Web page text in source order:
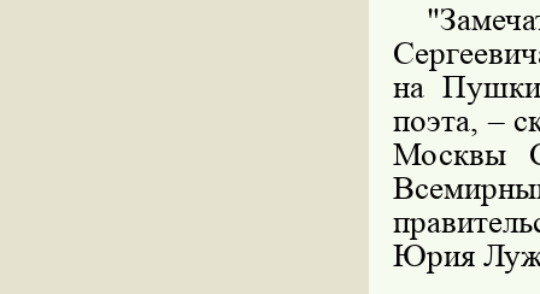
"
на
поэта, –
Москвы
Юрия